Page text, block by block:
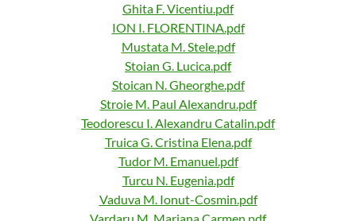
Ghita F. Vicentiu.pdf
ION I. FLORENTINA.pdf
Mustata M. Stele.pdf
Stoian G. Lucica.pdf
Stoican N. Gheorghe.pdf
Stroie M. Paul Alexandru.pdf
Teodorescu I. Alexandru Catalin.pdf
Truica G. Cristina Elena.pdf
Tudor M. Emanuel.pdf
Turcu N. Eugenia.pdf
Vaduva M. Ionut-Cosmin.pdf